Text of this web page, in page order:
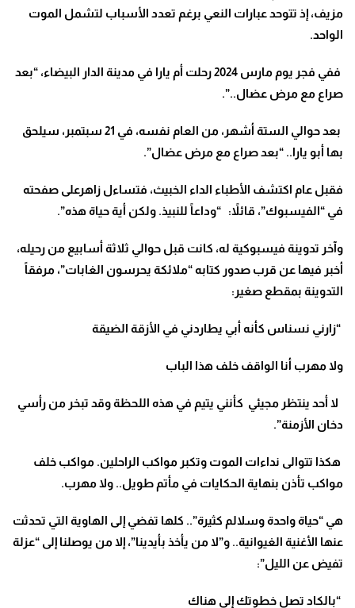
مزيف، إذ تتوحد عبارات النعي برغم تعدد الأسباب لتشمل الموت
الواحد.
ففي فجر يوم مارس 2024 رحلت أم يارا في مدينة الدار البيضاء، “بعد
صراع مع مرض عضال..”.
بعد حوالي الستة أشهر، من العام نفسه، في 21 سبتمبر، سيلحق
بها أبو يارا.. “بعد صراع مع مرض عضال”.
فقبل عام اكتشف الأطباء الداء الخبيث، فتساءل زاهرعلى صفحته
في “الفيسبوك”، قائلاً: “وداعاً للنبيذ. ولكن أية حياة هذه”.
وآخر تدوينة فيسبوكية له، كانت قبل حوالي ثلاثة أسابيع من رحيله،
أخبر فيها عن قرب صدور كتابه “ملائكة يحرسون الغابات”، مرفقاً
التدوينة بمقطع صغير:
“زارني نسناس كأنه أبي يطاردني في الأزقة الضيقة
ولا مهرب أنا الواقف خلف هذا الباب
لا أحد ينتظر مجيئي كأنني يتيم في هذه اللحظة وقد تبخر من رأسي
دخان الأزمنة”.
هكذا تتوالى نداءات الموت وتكبر مواكب الراحلين. مواكب خلف
مواكب تأذن بنهاية الحكايات في مأتم طويل.. ولا مهرب.
هي “حياة واحدة وسلالم كثيرة”.. كلها تفضي إلى الهاوية التي تحدثت
عنها الأغنية الغيوانية.. و”لا من يأخذ بأيدينا”، إلا من يوصلنا إلى “عزلة
تفيض عن الليل”:
“بالكاد تصل خطوتك إلى هناك